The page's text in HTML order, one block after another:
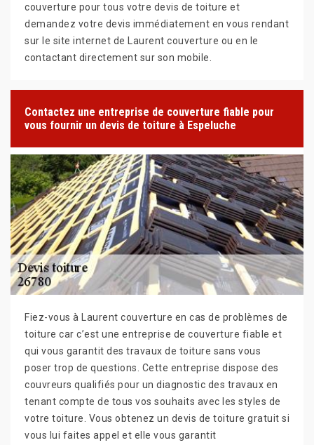
couverture pour tous votre devis de toiture et
demandez votre devis immédiatement en vous rendant
sur le site internet de Laurent couverture ou en le
contactant directement sur son mobile.
Contactez une entreprise de couverture fiable pour
vous fournir un devis de toiture à Espeluche
Fiez-vous à Laurent couverture en cas de problèmes de
toiture car c’est une entreprise de couverture fiable et
qui vous garantit des travaux de toiture sans vous
poser trop de questions. Cette entreprise dispose des
couvreurs qualifiés pour un diagnostic des travaux en
tenant compte de tous vos souhaits avec les styles de
votre toiture. Vous obtenez un devis de toiture gratuit si
vous lui faites appel et elle vous garantit